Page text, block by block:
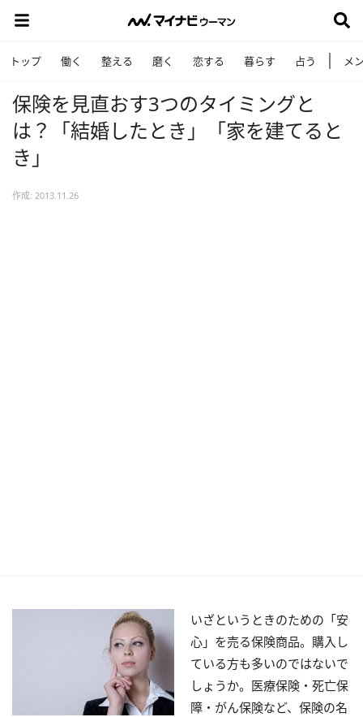
トップ 働く 整える 磨く 恋する 暮らす 占う メ
保険を見直おす3つのタイミングと
は？「結婚したとき」「家を建てると
き」
作成: 2013.11.26
いざというときのための「安
心」を売る保険商品。購入し
ている方も多いのではないで
しょうか。医療保険・死亡保
障・がん保険など、保険の名